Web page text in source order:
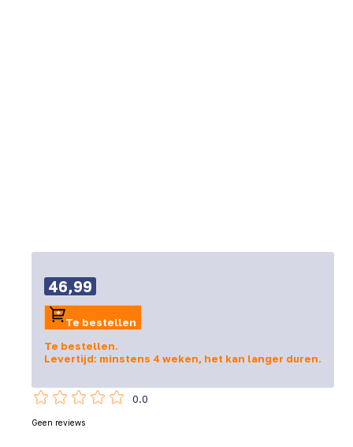
46,99
Te bestellen
Te bestellen.
Levertijd: minstens 4 weken, het kan langer duren.
0.0
Geen reviews